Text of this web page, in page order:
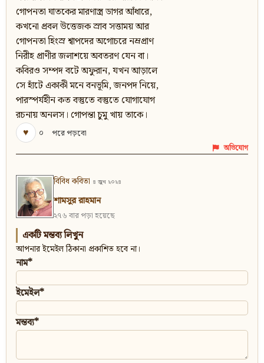
গোপনতা ঘাতকের মারণাস্ত্র ডাগর আঁধারে,
কখনো প্রবল উত্তেজক স্রাব সত্তাময় আর
গোপনতা হিংস্র শ্বাপদের অগোচরে নম্রপ্রাণ
নিরীহ প্রাণীর জলাশয়ে অবতরণ যেন বা।
কবিরও সম্পদ বটে অফুরান, যখন আড়ালে
সে হাঁটে একাকী মনে বনভূমি, জনপদ নিয়ে,
পারস্পর্যহীন কত বস্তুতে বস্তুতে যোগাযোগ
রচনায় অনলস। গোপন্তা চুমু খায় তাকে।
♥
০ পরে পড়বো
অভিযোগ
বিবিধ কবিতা ৪ জুন ২০২৪
শামসুর রাহমান
২৭৬ বার পড়া হয়েছে
একটি মন্তব্য লিখুন
আপনার ইমেইল ঠিকানা প্রকাশিত হবে না।
নাম*
ইমেইল*
মন্তব্য*